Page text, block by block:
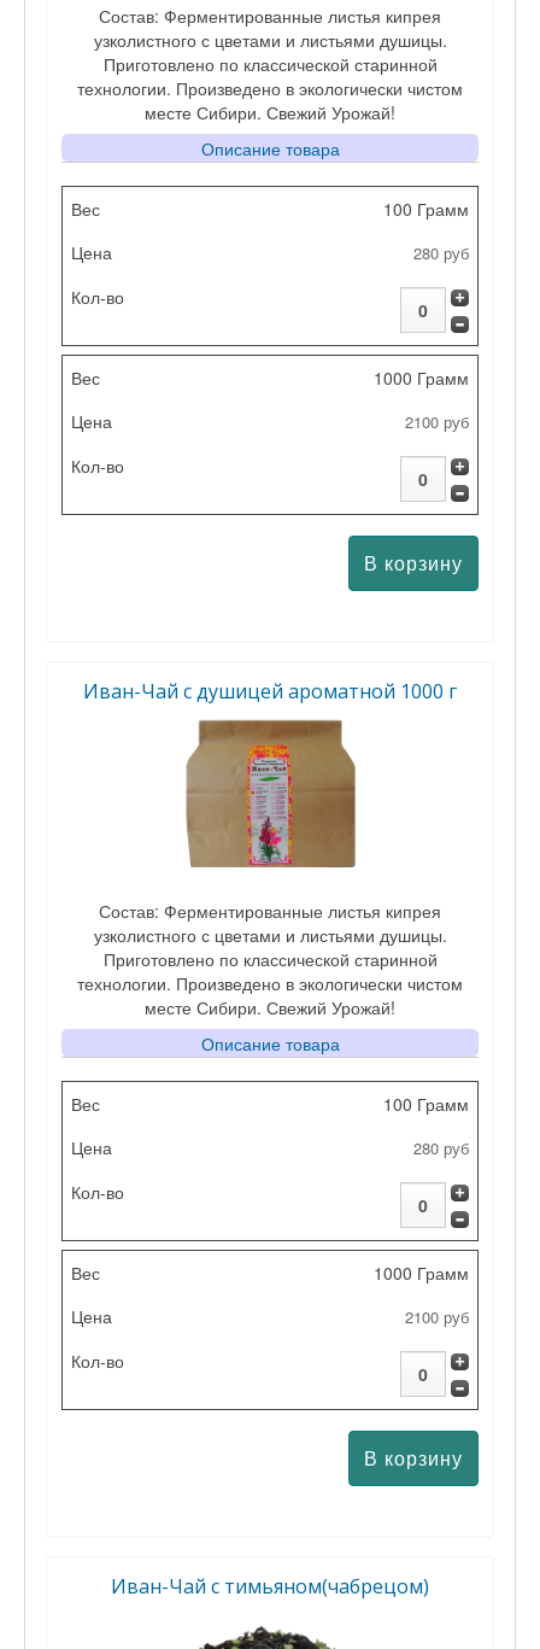
Состав: Ферментированные листья кипрея
узколистного с цветами и листьями душицы.
Приготовлено по классической старинной
технологии. Произведено в экологически чистом
месте Сибири. Свежий Урожай!
Описание товара
Вес
Цена
Кол-во
100 Грамм
280 руб
1000 Грамм
2100 руб
Иван-Чай с душицей ароматной 1000 г
Состав: Ферментированные листья кипрея
узколистного с цветами и листьями душицы.
Приготовлено по классической старинной
технологии. Произведено в экологически чистом
месте Сибири. Свежий Урожай!
Описание товара
Вес
Цена
Кол-во
100 Грамм
280 руб
1000 Грамм
2100 руб
Иван-Чай с тимьяном(чабрецом)